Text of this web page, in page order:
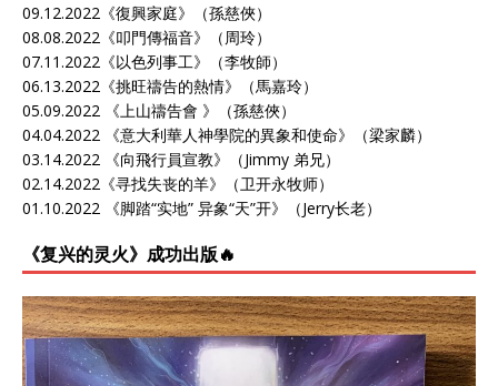
09.12.2022《復興家庭》（孫慈俠）
08.08.2022《叩門傳福音》（周玲）
07.11.2022《以色列事工》（李牧師）
06.13.2022《挑旺禱告的熱情》（馬嘉玲）
05.09.2022 《上山禱告會 》（孫慈俠）
04.04.2022 《意大利華人神學院的異象和使命》（梁家麟）
03.14.2022 《向飛行員宣教》（Jimmy 弟兄）
02.14.2022《寻找失丧的羊》（卫开永牧师）
01.10.2022 《脚踏“实地” 异象“天”开》（Jerry长老）
《复兴的灵火》成功出版🔥